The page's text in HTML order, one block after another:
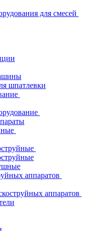
для смесей
шпатлевки
аппаратов
аппаратов